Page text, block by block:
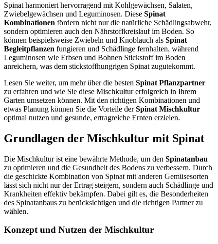
Spinat harmoniert hervorragend mit Kohlgewächsen, Salaten,
Zwiebelgewächsen und Leguminosen. Diese Spinat
Kombinationen fördern nicht nur die natürliche Schädlingsabwehr,
sondern optimieren auch den Nährstoffkreislauf im Boden. So
können beispielsweise Zwiebeln und Knoblauch als Spinat
Begleitpflanzen fungieren und Schädlinge fernhalten, während
Leguminosen wie Erbsen und Bohnen Stickstoff im Boden
anreichern, was dem stickstoffhungrigen Spinat zugutekommt.
Lesen Sie weiter, um mehr über die besten Spinat Pflanzpartner
zu erfahren und wie Sie diese Mischkultur erfolgreich in Ihrem
Garten umsetzen können. Mit den richtigen Kombinationen und
etwas Planung können Sie die Vorteile derSpinat Mischkultur
optimal nutzen und gesunde, ertragreiche Ernten erzielen.
Grundlagen der Mischkultur mit Spinat
Die Mischkultur ist eine bewährte Methode, um den Spinatanbau
zu optimieren und die Gesundheit des Bodens zu verbessern. Durch
die geschickte Kombination von Spinat mit anderen Gemüsesorten
lässt sich nicht nur der Ertrag steigern, sondern auch Schädlinge und
Krankheiten effektiv bekämpfen. Dabei gilt es, die Besonderheiten
des Spinatanbaus zu berücksichtigen und die richtigen Partner zu
wählen.
Konzept und Nutzen der Mischkultur